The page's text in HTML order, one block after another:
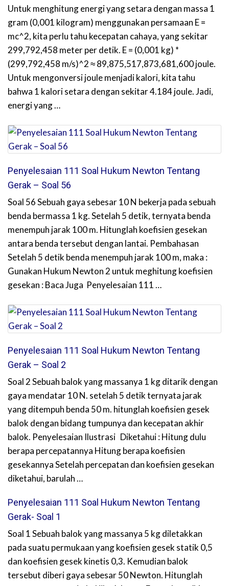
Untuk menghitung energi yang setara dengan massa 1
gram (0,001 kilogram) menggunakan persamaan E =
mc^2, kita perlu tahu kecepatan cahaya, yang sekitar
299,792,458 meter per detik. E = (0,001 kg) *
(299,792,458 m/s)^2 ≈ 89,875,517,873,681,600 joule.
Untuk mengonversi joule menjadi kalori, kita tahu
bahwa 1 kalori setara dengan sekitar 4.184 joule. Jadi,
energi yang …
Penyelesaian 111 Soal Hukum Newton Tentang
Gerak – Soal 56
Soal 56 Sebuah gaya sebesar 10 N bekerja pada sebuah
benda bermassa 1 kg. Setelah 5 detik, ternyata benda
menempuh jarak 100 m. Hitunglah koefisien gesekan
antara benda tersebut dengan lantai. Pembahasan
Setelah 5 detik benda menempuh jarak 100 m, maka :
Gunakan Hukum Newton 2 untuk meghitung koefisien
gesekan : Baca Juga Penyelesaian 111 …
Penyelesaian 111 Soal Hukum Newton Tentang
Gerak – Soal 2
Soal 2 Sebuah balok yang massanya 1 kg ditarik dengan
gaya mendatar 10 N. setelah 5 detik ternyata jarak
yang ditempuh benda 50 m. hitunglah koefisien gesek
balok dengan bidang tumpunya dan kecepatan akhir
balok. Penyelesaian Ilustrasi Diketahui : Hitung dulu
berapa percepatannya Hitung berapa koefisien
gesekannya Setelah percepatan dan koefisien gesekan
diketahui, barulah …
Penyelesaian 111 Soal Hukum Newton Tentang
Gerak- Soal 1
Soal 1 Sebuah balok yang massanya 5 kg diletakkan
pada suatu permukaan yang koefisien gesek statik 0,5
dan koefisien gesek kinetis 0,3. Kemudian balok
tersebut diberi gaya sebesar 50 Newton. Hitunglah